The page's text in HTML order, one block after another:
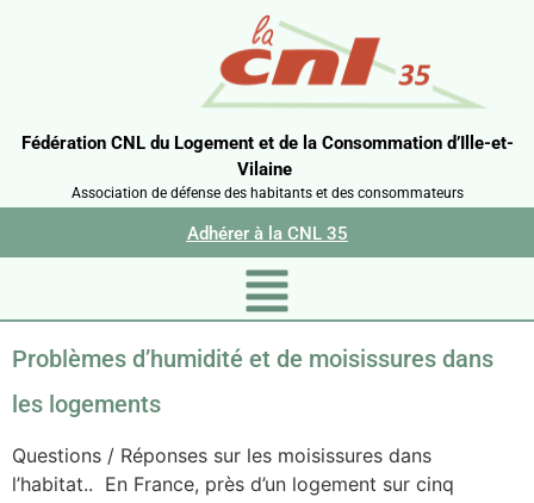
Fédération CNL du Logement et de la Consommation d’Ille-et-
Vilaine
Association de défense des habitants et des consommateurs
Adhérer à la CNL 35
Problèmes d’humidité et de moisissures dans
les logements
Questions / Réponses sur les moisissures dans
l’habitat.. En France, près d’un logement sur cinq